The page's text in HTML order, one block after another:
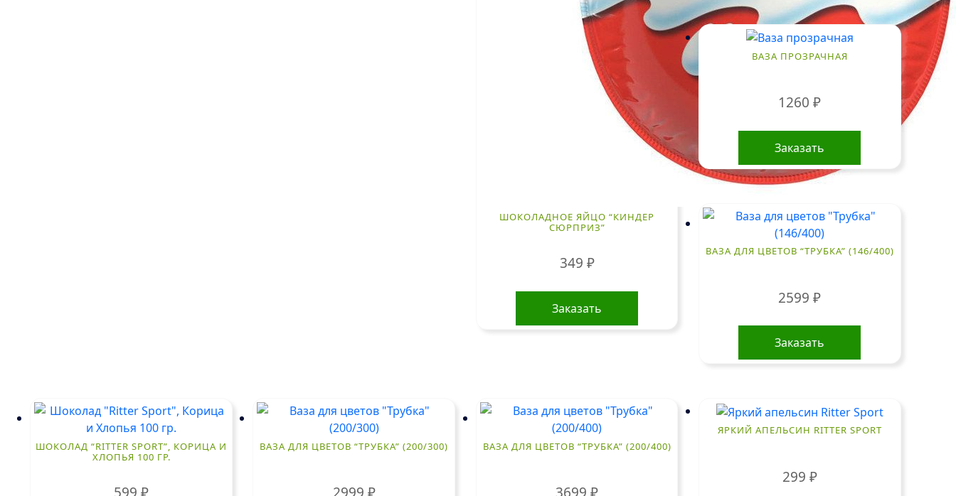
ШОКОЛАДНОЕ ЯЙЦО “КИНДЕР
СЮРПРИЗ”
349 ₽
Заказать
ВАЗА ПРОЗРАЧНАЯ
1260₽
Заказать
ВАЗА ДЛЯ ЦВЕТОВ “ТРУБКА” (146/400)
2599₽
Заказать
ШОКОЛАД “RITTER SPORT”, КОРИЦА И
ХЛОПЬЯ 100 ГР.
ВАЗА ДЛЯ ЦВЕТОВ “ТРУБКА” (200/300) ВАЗА ДЛЯ ЦВЕТОВ “ТРУБКА” (200/400)
ЯРКИЙ АПЕЛЬСИН RITTER SPORT
299 ₽